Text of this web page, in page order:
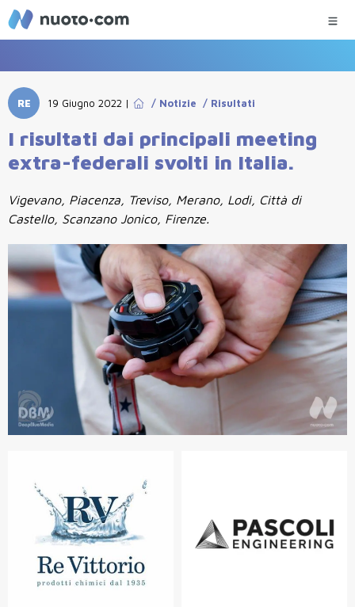
RE 19 Giugno 2022 | / Notizie / Risultati
I risultati dai principali meeting
extra-federali svolti in Italia.
Vigevano, Piacenza, Treviso, Merano, Lodi, Città di
Castello, Scanzano Jonico, Firenze.